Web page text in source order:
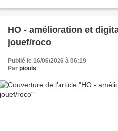
HO - amélioration et
jouef/roco
Publié le 16/06/2026 à 06:19
Par piouls